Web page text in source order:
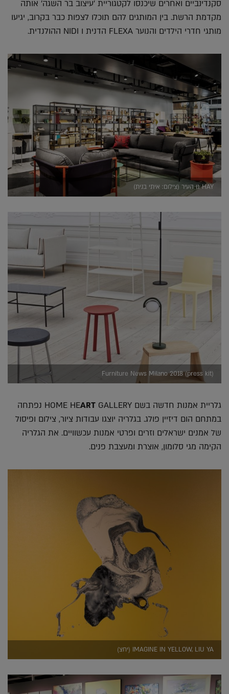
סקנדינביים ואחרים שיכנסו לקטגוריית 'עיצוב בר השגה׳ אותה
מקדמת הרשת. בין המותגים להם תוכלו לצפות כבר בקרוב, יגיעו
מותגי חדרי הילדים והנוער FLEXA הדנית ו NIDI ההולנדית.
HAY גן העיר (צילום: איתי בנית)
Furniture News Milano 2018 (press kit)
גלריית אמנות חדשה בשם HOME HE ART
GALLERY נפתחה
במתחם הום דיזיין פולג. בגלריה יוצגו עבודות ציור, צילום ופיסול
של אמנים ישראלים וזרים ופרטי אמנות עכשוויים. את הגלריה
הקימה מגי סלומון, אוצרת ומעצבת פנים.